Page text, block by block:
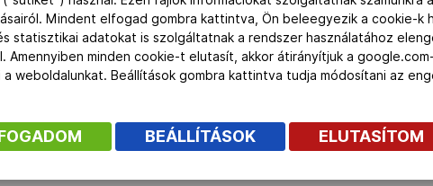
forduló
Mindent elfogad gombra kattintva, Ön beleegyezik a cookie-k
statisztikai adatokat is szolgáltatnak a rendszer használatához
Amennyiben minden cookie-t elutasít, akkor átirányítjuk a
a weboldalunkat. Beállítások gombra kattintva tudja módosítani az
BEÁLLÍTÁSOK ELUTASÍTOM